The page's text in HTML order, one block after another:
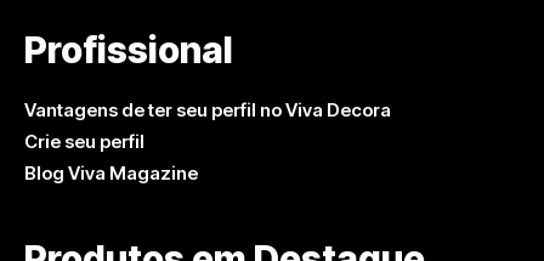
Profissional
Vantagens de ter seu perfil no Viva Decora
Crie seu perfil
Blog Viva Magazine